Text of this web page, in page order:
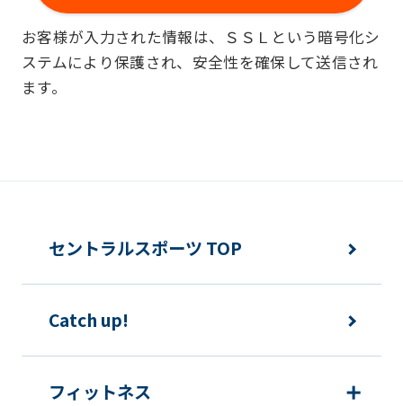
■個人情報の利用
お客様からお預かりした個人情報は、以
下の目的で使用させて頂きます。また、
違法または不当な行為を助長し、または
ご利用上の諸連絡や利用状況の確認の
む）等、新商品・サービスの立案・開
発・実施のため
新商品・サービスやイベント情報を含
お客様が入力された情報は、ＳＳＬという暗号化シ
ステムにより保護され、安全性を確保して送信され
ます。
セントラルスポーツ TOP
Catch up!
フィットネス